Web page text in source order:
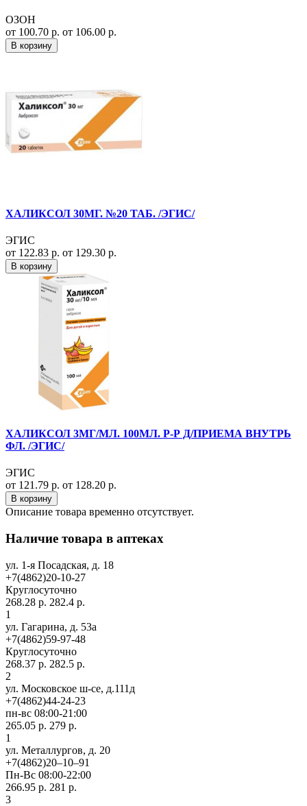
ОЗОН
от 100.70 р. от 106.00 р.
В корзину
ХАЛИКСОЛ 30МГ. №20 ТАБ. /ЭГИС/
ЭГИС
от 122.83 р. от 129.30 р.
В корзину
ХАЛИКСОЛ 3МГ/МЛ. 100МЛ. Р-Р Д/ПРИЕМА ВНУТРЬ
ФЛ. /ЭГИС/
ЭГИС
от 121.79 р. от 128.20 р.
В корзину
Описание товара временно отсутствует.
Наличие товара в аптеках
ул. 1-я Посадская, д. 18
+7(4862)20-10-27
Круглосуточно
268.28 р. 282.4 р.
1
ул. Гагарина, д. 53а
+7(4862)59-97-48
Круглосуточно
268.37 р. 282.5 р.
2
ул. Московское ш-се, д.111д
+7(4862)44-24-23
пн-вс 08:00-21:00
265.05 р. 279 р.
1
ул. ​Металлургов, д. 20
+7(4862)20‒10‒91
Пн-Вс 08:00-22:00
266.95 р. 281 р.
3